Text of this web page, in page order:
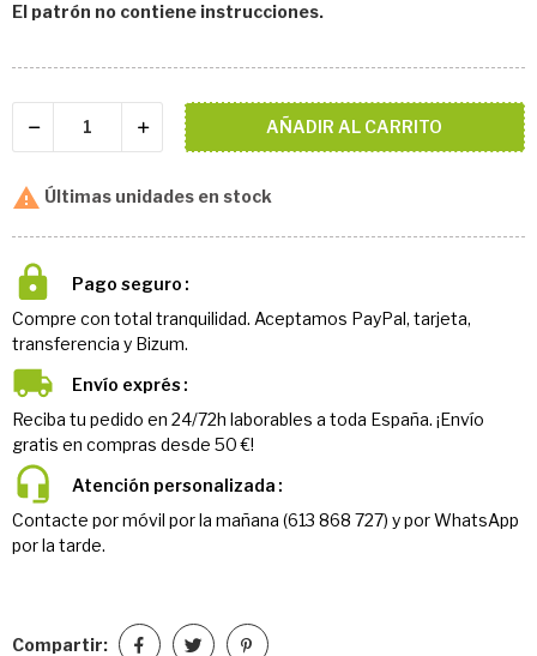
El patrón no contiene instrucciones.
AÑADIR AL CARRITO
 Últimas unidades en stock
Pago seguro
Compre con total tranquilidad. Aceptamos PayPal, tarjeta,
transferencia y Bizum.
Envío exprés
Reciba tu pedido en 24/72h laborables a toda España. ¡Envío
gratis en compras desde 50 €!
Atención personalizada
Contacte por móvil por la mañana (613 868 727) y por WhatsApp
por la tarde.
Compartir: